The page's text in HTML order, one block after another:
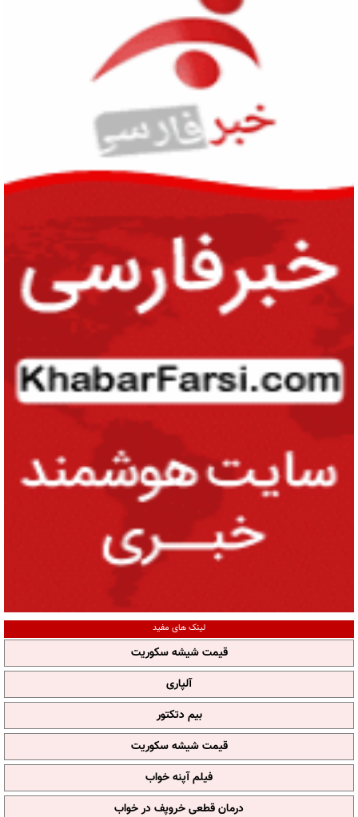
لینک های مفید
قیمت شیشه سکوریت
آلپاری
بیم دتکتور
قیمت شیشه سکوریت
فیلم آپنه خواب
درمان قطعی خروپف در خواب